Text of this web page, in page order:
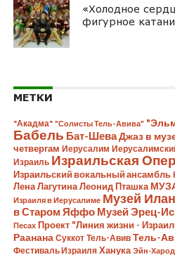
«Холодное
фигурное
МЕТКИ
"Акадма" "Солисты Тель-Авива"
Бабель Бат-ШеваДжаз в
четвергам Иерусалим
Израиль Израильская
Израильский вокальный ансамбль
Лена Лагутина Леонид Пташка
Израиля в Иерусалиме Музей
в Старом Яффо Музей Эрец-
Песах Проект "Линия жизни -
Раанана Суккот Тель-Авив Тель-
Фестиваль Израиля Ханука Эйн-Харод